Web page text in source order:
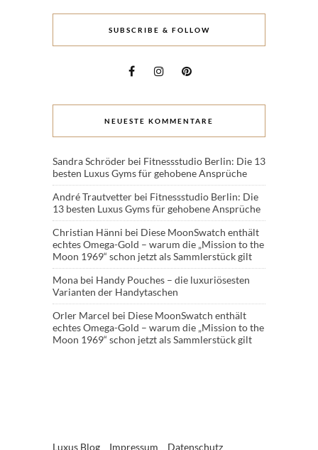
SUBSCRIBE & FOLLOW
NEUESTE KOMMENTARE
Sandra Schröder bei Fitnessstudio Berlin: Die 13
besten Luxus Gyms für gehobene Ansprüche
André Trautvetter bei Fitnessstudio Berlin: Die
13 besten Luxus Gyms für gehobene Ansprüche
Christian Hänni bei Diese MoonSwatch enthält
echtes Omega-Gold – warum die „Mission to the
Moon 1969“ schon jetzt als Sammlerstück gilt
Mona bei Handy Pouches – die luxuriösesten
Varianten der Handytaschen
Orler Marcel bei Diese MoonSwatch enthält
echtes Omega-Gold – warum die „Mission to the
Moon 1969“ schon jetzt als Sammlerstück gilt
Luxus Blog Impressum Datenschutz